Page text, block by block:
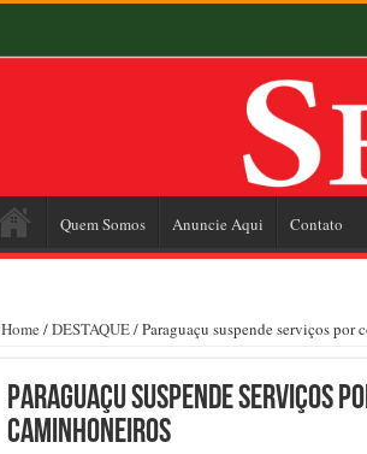
Quem Somos Anuncie Aqui Contato
Home /DESTAQUE/Paraguaçu suspende serviços por
Paraguaçu suspende serviços
caminhoneiros